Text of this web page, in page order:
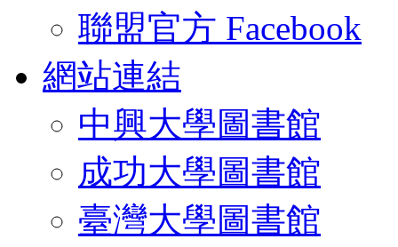
聯盟官方 Facebook
網站連結
中興大學圖書館
成功大學圖書館
臺灣大學圖書館